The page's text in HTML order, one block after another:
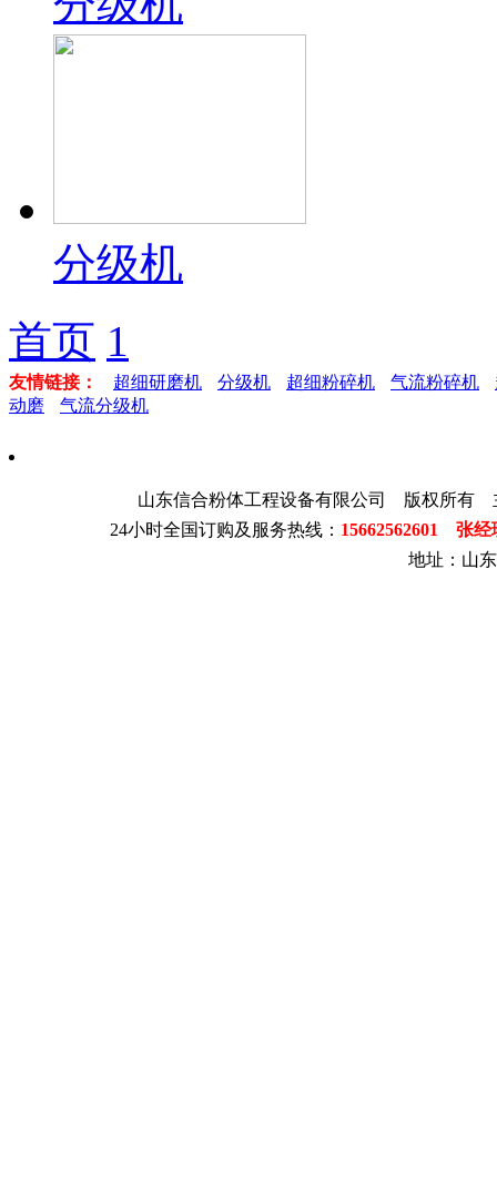
分级机
首页 1
友情链接： 超细研磨机 分级机 超细粉碎机 气流粉碎机
动磨
气流分级机
山东信合粉体工程设备有限公司 版权所有
24小时全国订购及服务热线： 15662562601 张
地址：山